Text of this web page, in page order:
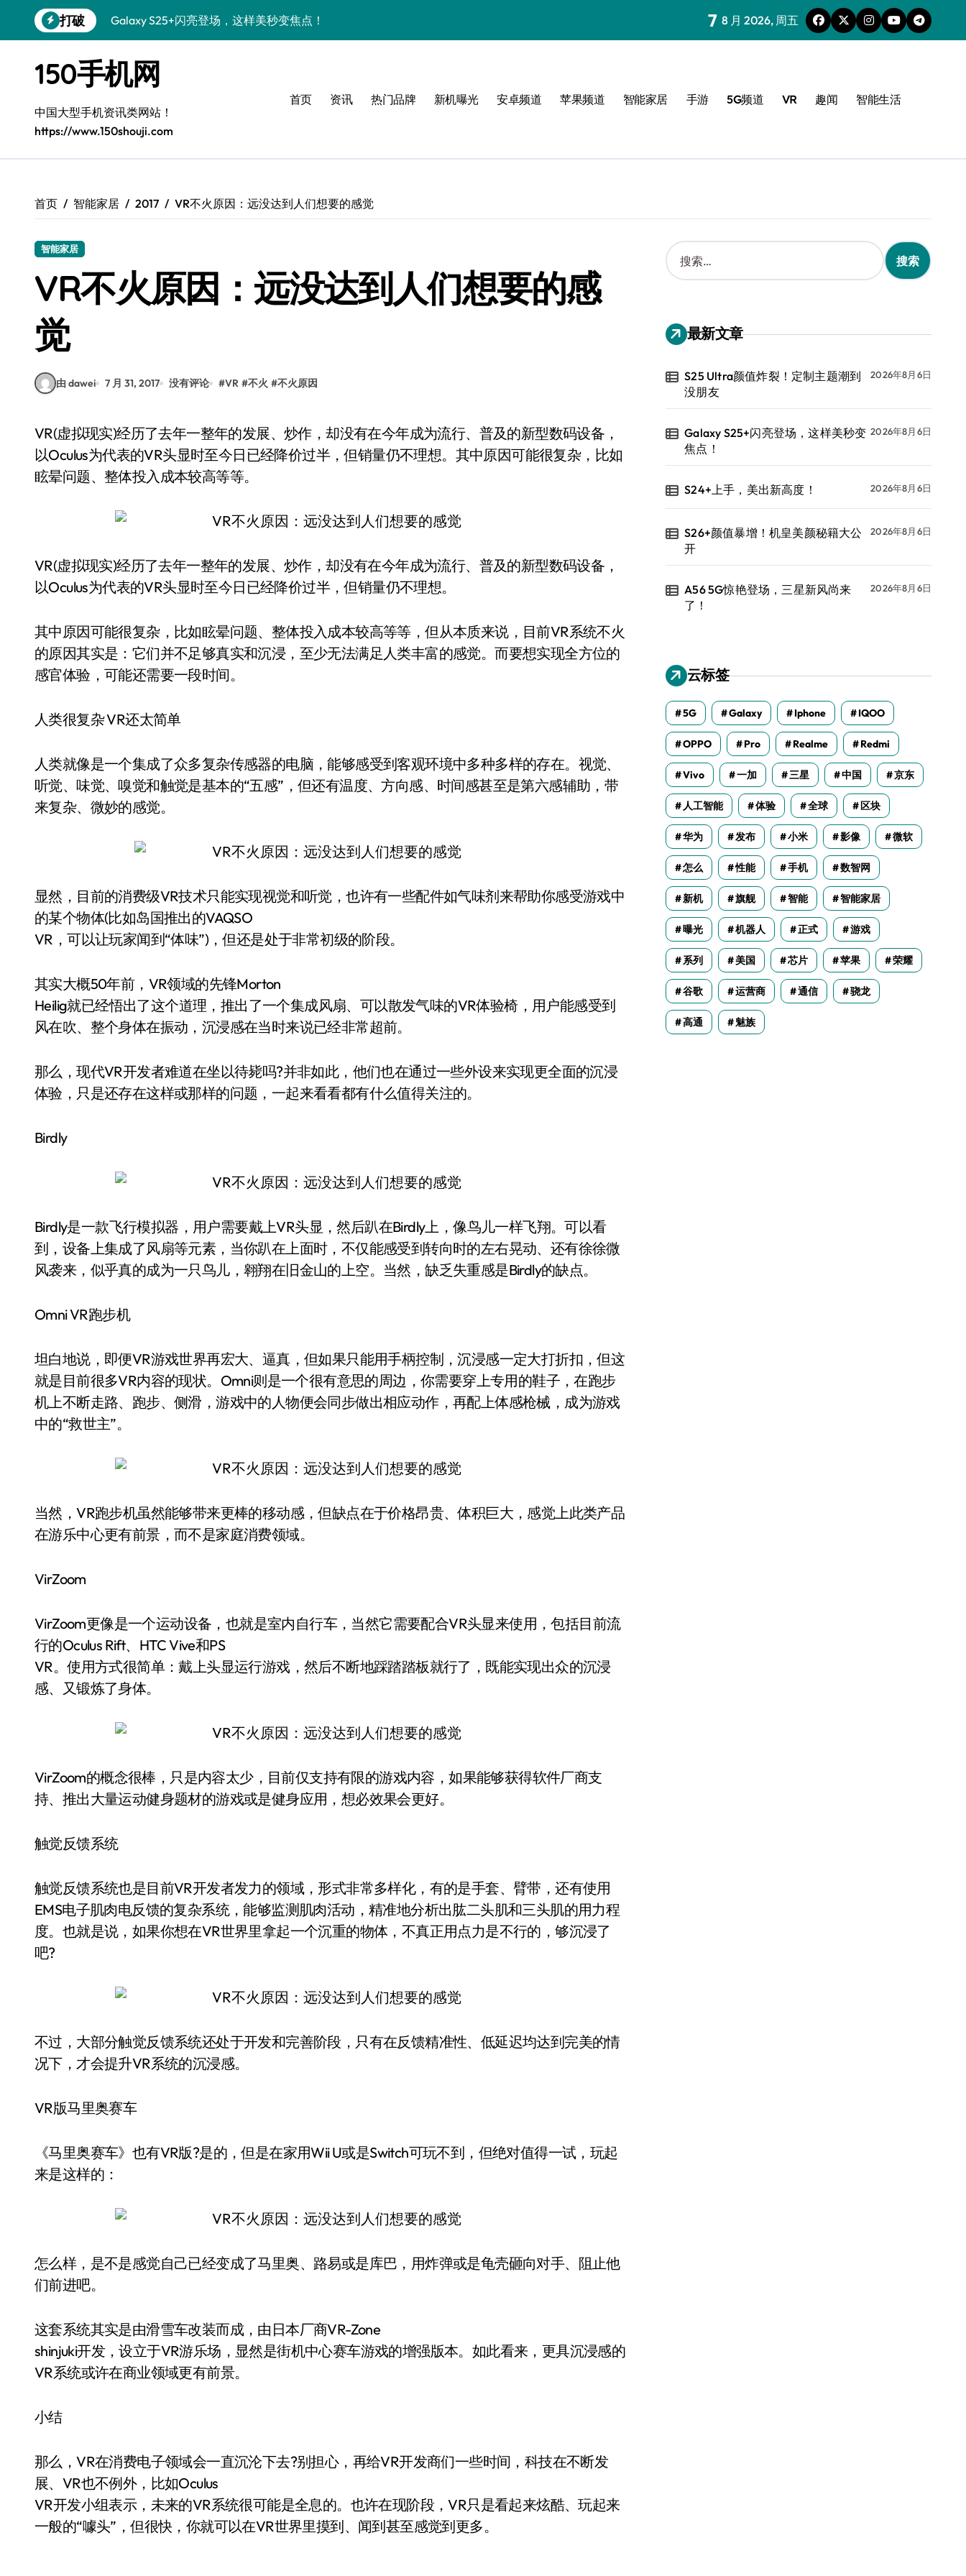
到
打破
Galaxy S25+闪亮登场，这样美秒变焦点！
S26+颜值暴增！机皇美颜秘籍大公开
A56 5G惊艳登场，三星新风尚来了！
三星S26上手：3招秒变个性旗舰
S25美化秘籍：个性潮玩，炫酷一键搞定！
Galaxy C55 5G登场，美学新标杆！
S25 Ultra颜值炸裂！定制主题潮到没朋友
7 8 月 2026, 周五
150手机网
中国大型手机资讯类网站！
https://www.150shouji.com
首页 资讯 热门品牌 新机曝光 安卓频道 苹果频道 智能家居 手游 5G频道 VR 趣闻 智能生活
首页 智能家居 2017 VR不火原因：远没达到人们想要的感觉
智能家居
VR不火原因：远没达到人们想要的感
觉
由 dawei 7 月 31, 2017 没有评论 #VR #不火 #不火原因
VR(虚拟现实)经历了去年一整年的发展、炒作，却没有在今年成为流行、普及的新型数码设备，
以Oculus为代表的VR头显时至今日已经降价过半，但销量仍不理想。其中原因可能很复杂，比如
眩晕问题、整体投入成本较高等等。
VR(虚拟现实)经历了去年一整年的发展、炒作，却没有在今年成为流行、普及的新型数码设备，
以Oculus为代表的VR头显时至今日已经降价过半，但销量仍不理想。
其中原因可能很复杂，比如眩晕问题、整体投入成本较高等等，但从本质来说，目前VR系统不火
的原因其实是：它们并不足够真实和沉浸，至少无法满足人类丰富的感觉。而要想实现全方位的
感官体验，可能还需要一段时间。
人类很复杂 VR还太简单
人类就像是一个集成了众多复杂传感器的电脑，能够感受到客观环境中多种多样的存在。视觉、
听觉、味觉、嗅觉和触觉是基本的“五感”，但还有温度、方向感、时间感甚至是第六感辅助，带
来复杂、微妙的感觉。
显然，目前的消费级VR技术只能实现视觉和听觉，也许有一些配件如气味剂来帮助你感受游戏中
的某个物体(比如岛国推出的VAQSO
VR，可以让玩家闻到“体味”)，但还是处于非常初级的阶段。
其实大概50年前，VR领域的先锋Morton
Heilig就已经悟出了这个道理，推出了一个集成风扇、可以散发气味的VR体验椅，用户能感受到
风在吹、整个身体在振动，沉浸感在当时来说已经非常超前。
那么，现代VR开发者难道在坐以待毙吗?并非如此，他们也在通过一些外设来实现更全面的沉浸
体验，只是还存在这样或那样的问题，一起来看看都有什么值得关注的。
Birdly
Birdly是一款飞行模拟器，用户需要戴上VR头显，然后趴在Birdly上，像鸟儿一样飞翔。可以看
到，设备上集成了风扇等元素，当你趴在上面时，不仅能感受到转向时的左右晃动、还有徐徐微
风袭来，似乎真的成为一只鸟儿，翱翔在旧金山的上空。当然，缺乏失重感是Birdly的缺点。
Omni VR跑步机
坦白地说，即便VR游戏世界再宏大、逼真，但如果只能用手柄控制，沉浸感一定大打折扣，但这
就是目前很多VR内容的现状。Omni则是一个很有意思的周边，你需要穿上专用的鞋子，在跑步
机上不断走路、跑步、侧滑，游戏中的人物便会同步做出相应动作，再配上体感枪械，成为游戏
中的“救世主”。
当然，VR跑步机虽然能够带来更棒的移动感，但缺点在于价格昂贵、体积巨大，感觉上此类产品
在游乐中心更有前景，而不是家庭消费领域。
VirZoom
VirZoom更像是一个运动设备，也就是室内自行车，当然它需要配合VR头显来使用，包括目前流
行的Oculus Rift、HTC Vive和PS
VR。使用方式很简单：戴上头显运行游戏，然后不断地踩踏踏板就行了，既能实现出众的沉浸
感、又锻炼了身体。
VirZoom的概念很棒，只是内容太少，目前仅支持有限的游戏内容，如果能够获得软件厂商支
持、推出大量运动健身题材的游戏或是健身应用，想必效果会更好。
触觉反馈系统
触觉反馈系统也是目前VR开发者发力的领域，形式非常多样化，有的是手套、臂带，还有使用
EMS电子肌肉电反馈的复杂系统，能够监测肌肉活动，精准地分析出肱二头肌和三头肌的用力程
度。也就是说，如果你想在VR世界里拿起一个沉重的物体，不真正用点力是不行的，够沉浸了
吧?
不过，大部分触觉反馈系统还处于开发和完善阶段，只有在反馈精准性、低延迟均达到完美的情
况下，才会提升VR系统的沉浸感。
VR版马里奥赛车
《马里奥赛车》也有VR版?是的，但是在家用Wii U或是Switch可玩不到，但绝对值得一试，玩起
来是这样的：
怎么样，是不是感觉自己已经变成了马里奥、路易或是库巴，用炸弹或是龟壳砸向对手、阻止他
们前进吧。
这套系统其实是由滑雪车改装而成，由日本厂商VR-Zone
shinjuki开发，设立于VR游乐场，显然是街机中心赛车游戏的增强版本。如此看来，更具沉浸感的
VR系统或许在商业领域更有前景。
小结
那么，VR在消费电子领域会一直沉沦下去?别担心，再给VR开发商们一些时间，科技在不断发
展、VR也不例外，比如Oculus
VR开发小组表示，未来的VR系统很可能是全息的。也许在现阶段，VR只是看起来炫酷、玩起来
一般的“噱头”，但很快，你就可以在VR世界里摸到、闻到甚至感觉到更多。
搜
索
：
最新文章
S25 Ultra颜值炸裂！定制主题潮到
没朋友
2026年8月6日
Galaxy S25+闪亮登场，这样美秒变
焦点！
2026年8月6日
S24+上手，美出新高度！ 2026年8月6日
S26+颜值暴增！机皇美颜秘籍大公
开
2026年8月6日
A56 5G惊艳登场，三星新风尚来
了！
2026年8月6日
云标签
5G Galaxy Iphone IQOO
OPPO Pro Realme Redmi
Vivo 一加 三星 中国 京东
人工智能 体验 全球 区块
华为 发布 小米 影像 微软
怎么 性能 手机 数智网
新机 旗舰 智能 智能家居
曝光 机器人 正式 游戏
系列 美国 芯片 苹果 荣耀
谷歌 运营商 通信 骁龙
高通 魅族